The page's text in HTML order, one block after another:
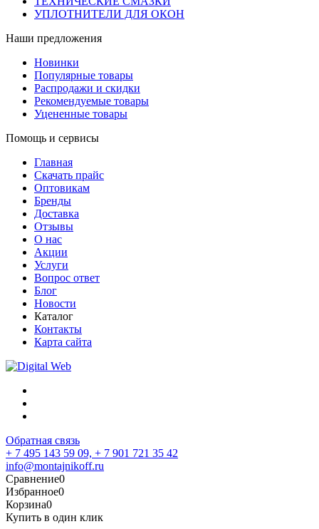
УПЛОТНИТЕЛИ ДЛЯ ОКОН
Наши предложения
Новинки
Популярные товары
Распродажи и скидки
Рекомендуемые товары
Уцененные товары
Помощь и сервисы
Главная
Скачать прайс
Оптовикам
Бренды
Доставка
Отзывы
О нас
Акции
Услуги
Вопрос ответ
Блог
Новости
Каталог
Контакты
Карта сайта
Обратная связь
+ 7 495 143 59 09, + 7 901 721 35 42
info@montajnikoff.ru
Сравнение0
Избранное0
Корзина0
Купить в один клик